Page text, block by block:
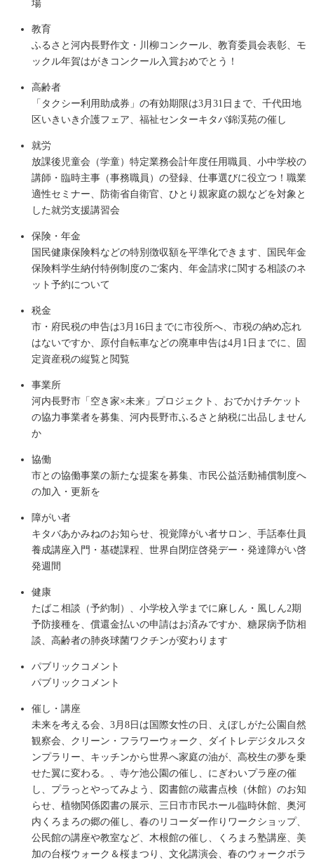
場
教育
ふるさと河内長野作文・川柳コンクール、教育委員会表彰、モ
ックル年賀はがきコンクール入賞おめでとう！
高齢者
「タクシー利用助成券」の有効期限は3月31日まで、千代田地
区いきいき介護フェア、福祉センターキタバ錦渓苑の催し
就労
放課後児童会（学童）特定業務会計年度任用職員、小中学校の
講師・臨時主事（事務職員）の登録、仕事選びに役立つ！職業
適性セミナー、防衛省自衛官、ひとり親家庭の親などを対象と
した就労支援講習会
保険・年金
国民健康保険料などの特別徴収額を平準化できます、国民年金
保険料学生納付特例制度のご案内、年金請求に関する相談のネ
ット予約について
税金
市・府民税の申告は3月16日までに市役所へ、市税の納め忘れ
はないですか、原付自転車などの廃車申告は4月1日までに、固
定資産税の縦覧と閲覧
事業所
河内長野市「空き家×未来」プロジェクト、おでかけチケット
の協力事業者を募集、河内長野市ふるさと納税に出品しません
か
協働
市との協働事業の新たな提案を募集、市民公益活動補償制度へ
の加入・更新を
障がい者
キタバあかみねのお知らせ、視覚障がい者サロン、手話奉仕員
養成講座入門・基礎課程、世界自閉症啓発デー・発達障がい啓
発週間
健康
たばこ相談（予約制）、小学校入学までに麻しん・風しん2期
予防接種を、償還金払いの申請はお済みですか、糖尿病予防相
談、高齢者の肺炎球菌ワクチンが変わります
パブリックコメント
パブリックコメント
催し・講座
未来を考える会、3月8日は国際女性の日、えぼしがた公園自然
観察会、クリーン・フラワーウォーク、ダイトレデジタルスタ
ンプラリー、キッチンから世界へ家庭の油が、高校生の夢を乗
せた翼に変わる。、寺ケ池公園の催し、にぎわいプラ座の催
し、プラっとやってみよう、図書館の蔵書点検（休館）のお知
らせ、植物関係図書の展示、三日市市民ホール臨時休館、奥河
内くろまろの郷の催し、春のリコーダー作りワークショップ、
公民館の講座や教室など、木根館の催し、くろまろ塾講座、美
加の台桜ウォーク＆桜まつり、文化講演会、春のウォークボラ